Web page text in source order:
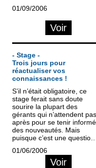
élevés ». Tel est le titre de...
01/09/2006
Voir
- Stage -
Trois jours pour
réactualiser vos
connaissances !
S’il n’était obligatoire, ce
stage ferait sans doute
sourire la plupart des
gérants qui n’attendent pas
après pour se tenir
des nouveautés. Mais
puisque c’est une question
01/06/2006
Voir